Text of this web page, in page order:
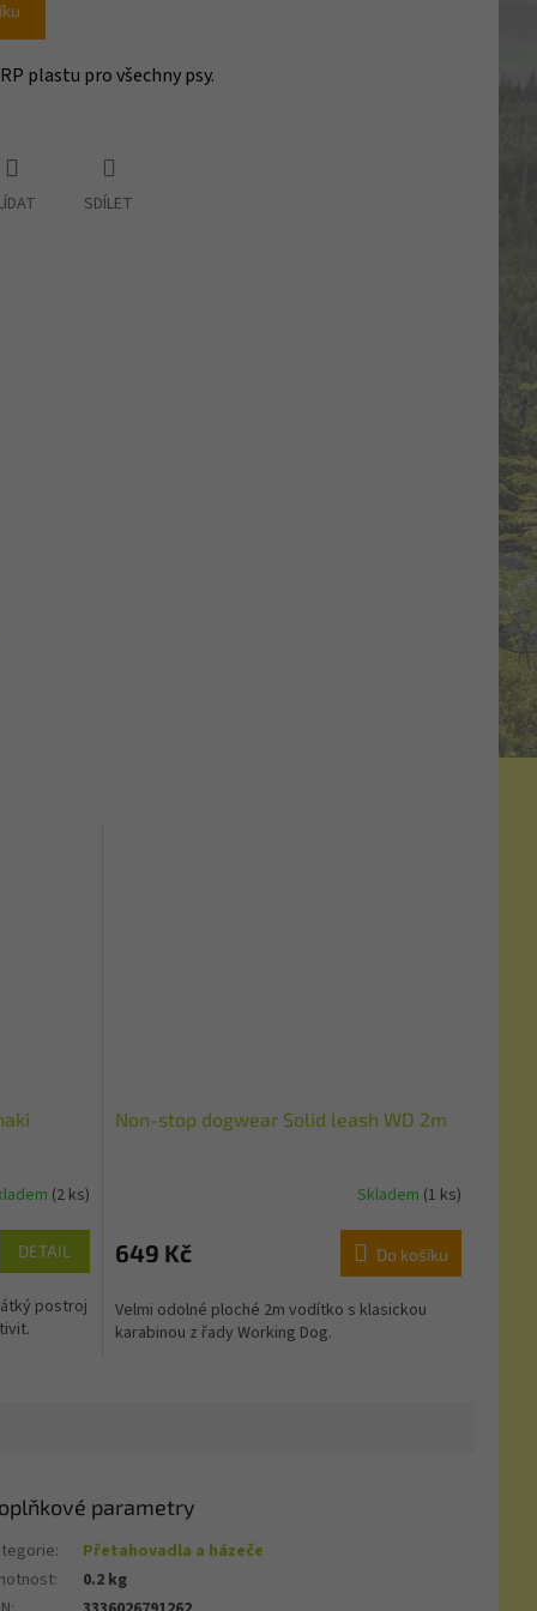
plastu pro všechny psy.
SDÍLET
(2 ks)
DETAIL
postroj
Non-stop dogwear Solid leash WD 2m
Skladem (1 ks)
649 Kč Do košíku
Velmi odolné ploché 2m vodítko s klasickou
karabinou z řady Working Dog.
parametry
:
Přetahovadla a házeče
:
0.2 kg